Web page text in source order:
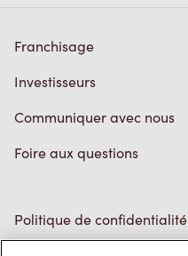
Franchisage
Investisseurs
Communiquer avec nous
Foire aux questions
Politique de confidentialité